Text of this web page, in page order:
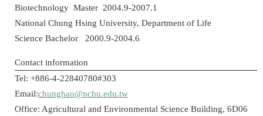
Biotechnology Master 2004.9-2007.1
National Chung Hsing University, Department of Life
Science Bachelor 2000.9-2004.6
Contact information
Tel: +886-4-22840780#303
Email:chunghao@nchu.edu.tw
Office: Agricultural and Environmental Science Building, 6D06